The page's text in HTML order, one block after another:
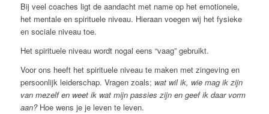
Bij veel coaches ligt de aandacht met name op het emotionele,
het mentale en spirituele niveau. Hieraan voegen wij het fysieke
en sociale niveau toe.
Het spirituele niveau wordt nogal eens “vaag” gebruikt.
Voor ons heeft het spirituele niveau te maken met zingeving en
persoonlijk leiderschap. Vragen zoals; wat wil ik, wie mag ik zijn
van mezelf en weet ik wat mijn passies zijn en geef ik daar vorm
aan? Hoe wens je je leven te leven.